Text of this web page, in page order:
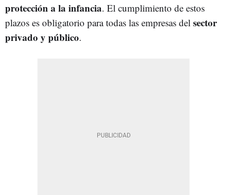
protección a la infancia. El cumplimiento de estos
plazos es obligatorio para todas las empresas del sector
privado y público.